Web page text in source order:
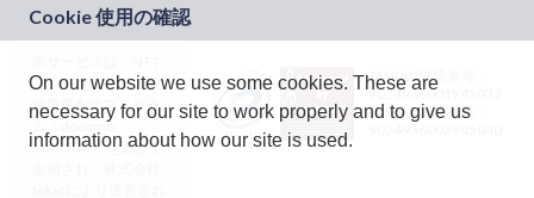
ドコモグループの新
規事業創出プログラ
ム「docomo
STARTUP」を通じて
JASRAC許諾番号：
9024936001Y45037
JASRAC許諾番号：
On our website we use some cookies. These are
necessary for our site to work properly and to give us
information about how our site is used.